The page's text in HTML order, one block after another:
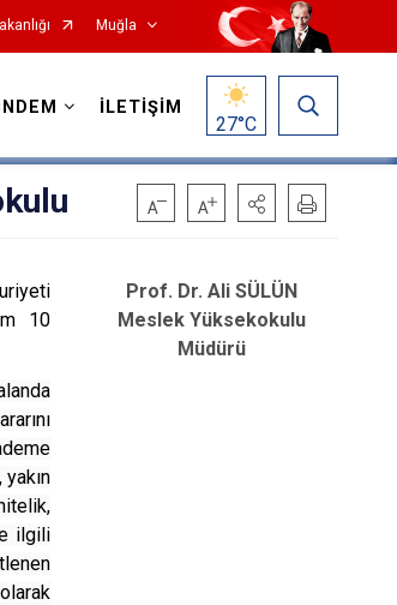
Muğla
Milas
Ortaca
Ula
Yatağan
Seydikemer
Menteşe
İLETİŞİM
27°C
10
ilgili
Prof. Dr. Ali SÜLÜN
Meslek Yüksekokulu
Müdürü